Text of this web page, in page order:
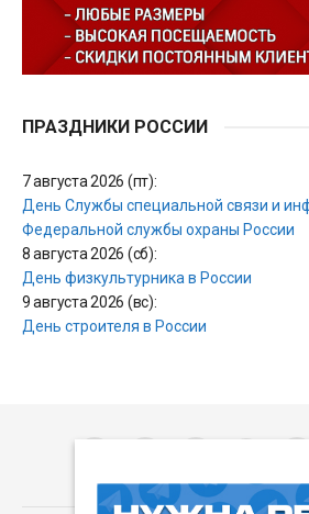
ПРАЗДНИКИ РОССИИ
7 августа 2026 (пт):
День Службы специальной связи и
Федеральной службы охраны России
8 августа 2026 (сб):
День физкультурника в России
9 августа 2026 (вс):
День строителя в России